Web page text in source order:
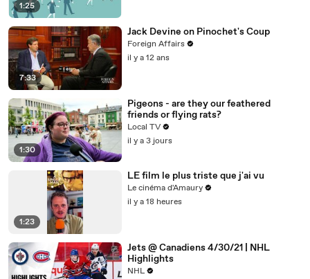
1:25
7:33
Jack Devine on Pinochet's Coup
Foreign Affairs
il y a 12 ans
1:30
Pigeons - are they our feathered
friends or flying rats?
Local TV
il y a 3 jours
1:23
LE film le plus triste que j'ai vu
Le cinéma d'Amaury
il y a 18 heures
Jets @ Canadiens 4/30/21 | NHL
Highlights
NHL